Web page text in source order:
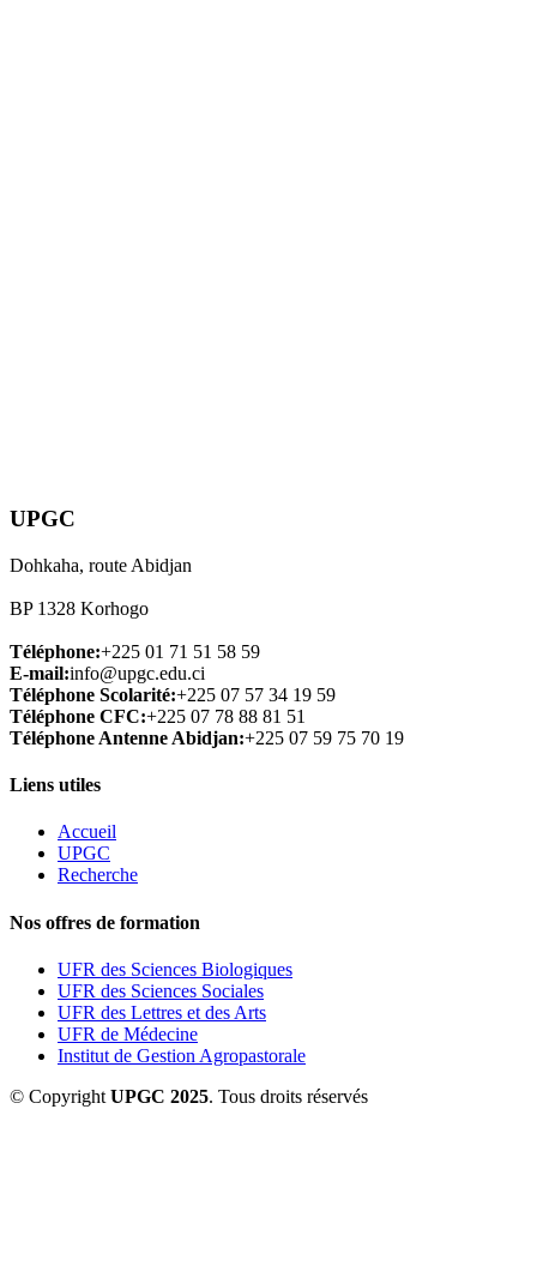
UPGC
Dohkaha, route Abidjan
BP 1328 Korhogo
Téléphone:+225 01 71 51 58 59
E-mail:info@upgc.edu.ci
Téléphone Scolarité:+225 07 57 34 19 59
Téléphone CFC:+225 07 78 88 81 51
Téléphone Antenne Abidjan:+225 07 59 75 70 19
Liens utiles
Accueil
UPGC
Recherche
Nos offres de formation
UFR des Sciences Biologiques
UFR des Sciences Sociales
UFR des Lettres et des Arts
UFR de Médecine
Institut de Gestion Agropastorale
© Copyright UPGC 2025. Tous droits réservés